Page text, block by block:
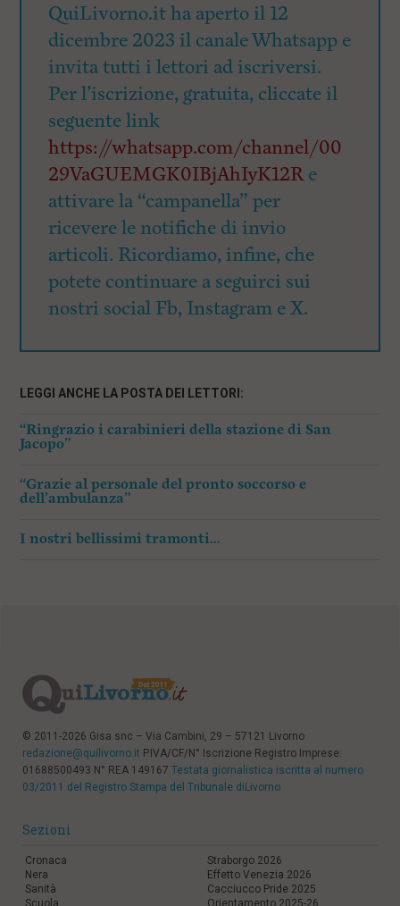
QuiLivorno.it ha aperto il 12
dicembre 2023 il canale Whatsapp e
invita tutti i lettori ad iscriversi.
Per l’iscrizione, gratuita, cliccate il
seguente link
https://whatsapp.com/channel/00
29VaGUEMGK0IBjAhIyK12Re
attivare la “campanella” per
ricevere le notifiche di invio
articoli. Ricordiamo, infine, che
potete continuare a seguirci sui
nostri social Fb, Instagram e X.
LEGGI ANCHE LA POSTA DEI LETTORI:
“Ringrazio i carabinieri della stazione di San
Jacopo”
“Grazie al personale del pronto soccorso e
dell’ambulanza”
I nostri bellissimi tramonti…
© 2011-2026 Gisa snc – Via Cambini, 29 – 57121 Livorno
redazione@quilivorno.it P.IVA/CF/N° Iscrizione Registro Imprese:
01688500493 N° REA 149167 Testata giornalistica iscritta al numero
03/2011 del Registro Stampa del Tribunale diLivorno
Sezioni
Cronaca
Nera
Sanità
Straborgo 2026
Effetto Venezia 2026
Cacciucco Pride 2025